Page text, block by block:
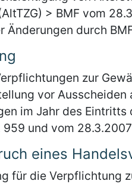
> BMF vom
durch
zur
vor Ausscheiden
im Jahr des
959 und vom
eines
für die Verpflichtung